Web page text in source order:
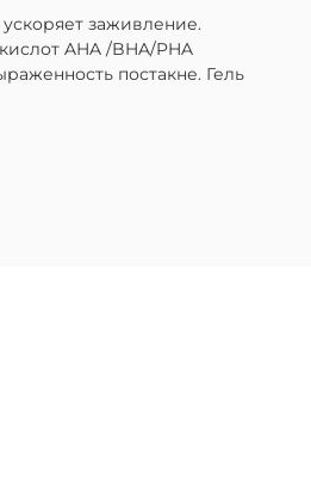
заживление.
AHA /BHA/PHA
постакне. Гель